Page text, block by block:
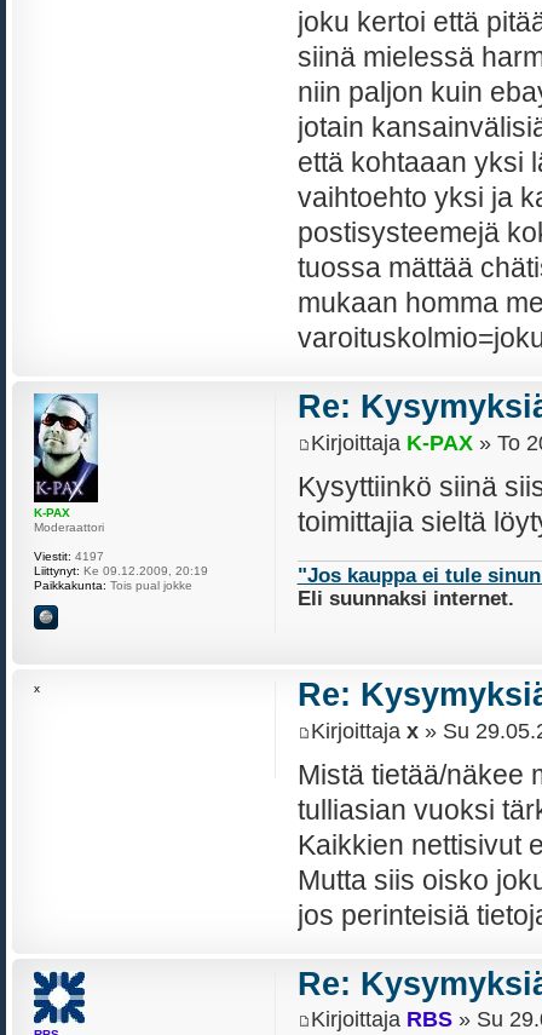
joku kertoi että
siinä mielessä
niin paljon kuin
jotain
että kohtaaan yksi
vaihtoehto yksi ja
postisysteemejä
tuossa mättää
mukaan homma
Re:
Kirjoittaja K-PAX» To
Kysyttiinkö siinä
toimittajia sieltä
"Jos kauppa ei tule
Eli suunnaksi internet.
K-PAX
Moderaattori
Viestit: 4197
Liittynyt: Ke 09.12.2009, 20:19
Paikkakunta: Tois pual jokke
Re:
Kirjoittaja x» Su
Mistä tietää/näkee
tulliasian vuoksi
Kaikkien nettisivut
Mutta siis oisko
jos perinteisiä
x
Re:
Kirjoittaja RBS» Su